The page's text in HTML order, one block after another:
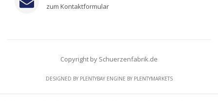
zum Kontaktformular
Copyright by Schuerzenfabrik.de
DESIGNED BY PLENTYBAYENGINE BY PLENTYMARKETS